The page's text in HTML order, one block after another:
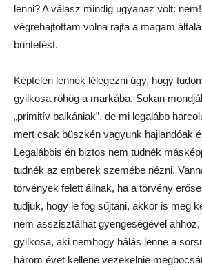
lenni? A válasz mindig ugyanaz volt:
végrehajtottam volna rajta a magam
büntetést.
Képtelen lennék lélegezni úgy, hogy
gyilkosa röhög a markába. Sokan
„primitív balkániak”, de mi legalább
mert csak büszkén vagyunk hajlandóak
Legalábbis én biztos nem tudnék
tudnék az emberek szemébe nézni.
törvények felett állnak, ha a törvény
tudjuk, hogy le fog sújtani, akkor is meg
nem asszisztálhat gyengeségével
gyilkosa, aki nemhogy hálás lenne a
három évet kellene vezekelnie